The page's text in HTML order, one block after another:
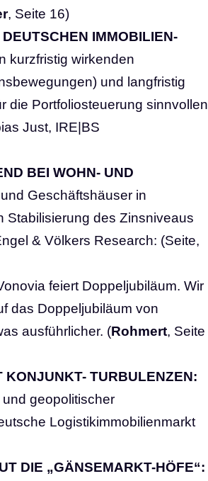
, Seite 16)
IMMOBILIEN-
kurzfristig wirkenden
und langfristig
die Portfoliosteuerung sinnvollen
Just, IRE|BS
BEI WOHN- UND
Geschäftshäuser in
Stabilisierung des Zinsniveaus
& Völkers Research: (Seite,
feiert Doppeljubiläum. Wir
das Doppeljubiläum von
ausführlicher. (Rohmert, Seite
KONJUNKT- TURBULENZEN:
geopolitischer
Logistikimmobilienmarkt
DIE „GÄNSEMARKT-HÖFE“: